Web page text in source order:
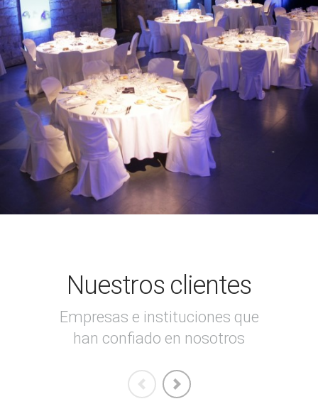
Nuestros clientes
Empresas e instituciones que
han confiado en nosotros